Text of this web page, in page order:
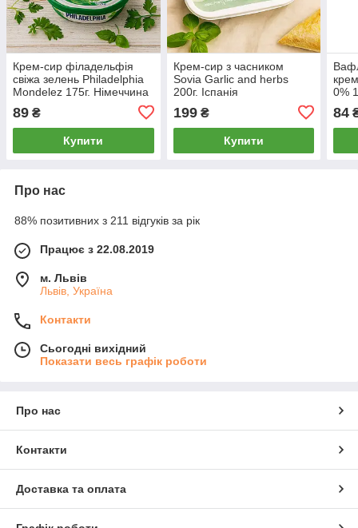
Крем-сир філадельфія
свіжа зелень Philadelphia
Mondelez 175г. Німеччина
89 ₴
Купити
Крем-сир з часником
Sovia Garlic and herbs
200г. Іспанія
199₴
Купити
0%
84
Про нас
88% позитивних з 211 відгуків за рік
Працює з 22.08.2019
м. Львів
Львів, Україна
Контакти
Сьогодні вихідний
Показати весь графік роботи
Про нас
Контакти
Доставка та оплата